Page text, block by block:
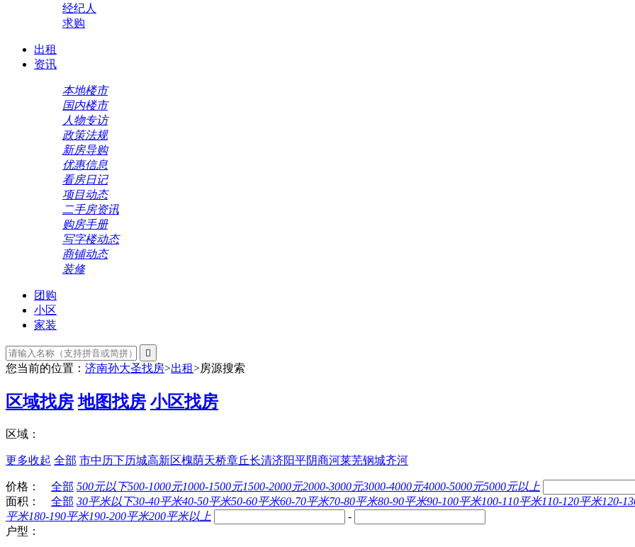
经纪人
求购
出租
资讯
本地楼市
国内楼市
人物专访
政策法规
新房导购
优惠信息
看房日记
项目动态
二手房资讯
购房手册
写字楼动态
商铺动态
装修
团购
小区
家装

您当前的位置： 济南孙大圣找房>出租>房源搜索
区域找房 地图找房 小区找房
区域：
更多收起 全部 市中 历下历城高新区槐荫天桥章丘长清济阳平阴商河莱芜钢城齐河
价格： 全部 500元以下500-1000元1000-1500元1500-2000元2000-3000元3000-4000元4000-5000元5000元以上
面积：
全部 30平米以下30-40平米40-50平米50-60平米60-70平米70-80平米80-90平米90-100平米100-110平米110-120平米120-
平米180-190平米190-200平米200平米以上
-
户型：